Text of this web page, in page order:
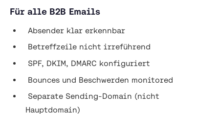
Für alle B2B Emails
Absender klar erkennbar
Betreffzeile nicht irreführend
SPF, DKIM, DMARC konfiguriert
Bounces und Beschwerden monitored
Separate Sending-Domain (nicht
Hauptdomain)